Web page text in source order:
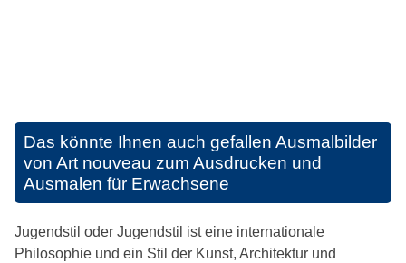
Das könnte Ihnen auch gefallen Ausmalbilder
von Art nouveau zum Ausdrucken und
Ausmalen für Erwachsene
Jugendstil oder Jugendstil ist eine internationale
Philosophie und ein Stil der Kunst, Architektur und